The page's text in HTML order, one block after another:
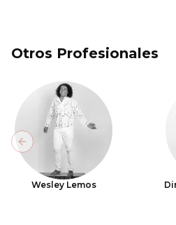
Otros Profesionales
Wesley Lemos
Previous slide